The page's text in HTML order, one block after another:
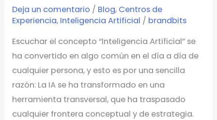
Deja un comentario / Blog, Centros de
Experiencia, Inteligencia Artificial / brandbits
Escuchar el concepto “Inteligencia Artificial” se
ha convertido en algo común en el día a día de
cualquier persona, y esto es por una sencilla
razón: La IA se ha transformado en una
herramienta transversal, que ha traspasado
cualquier frontera conceptual y de estrategia.
Centros
de
Experiencia?